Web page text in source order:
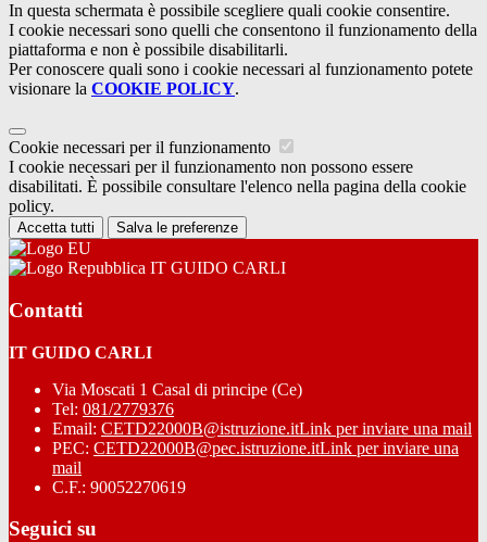
In questa schermata è possibile scegliere quali cookie consentire.
I cookie necessari sono quelli che consentono il funzionamento della
piattaforma e non è possibile disabilitarli.
Per conoscere quali sono i cookie necessari al funzionamento potete
visionare la COOKIE POLICY.
Cookie necessari per il funzionamento
I cookie necessari per il funzionamento non possono essere
disabilitati. È possibile consultare l'elenco nella pagina della cookie
policy.
Accetta tutti Salva le preferenze
IT GUIDO CARLI
Contatti
IT GUIDO CARLI
Via Moscati 1 Casal di principe (Ce)
Tel: 081/2779376
Email: CETD22000B@istruzione.itLink per inviare una mail
PEC: CETD22000B@pec.istruzione.itLink per inviare una
mail
C.F.: 90052270619
Seguici su